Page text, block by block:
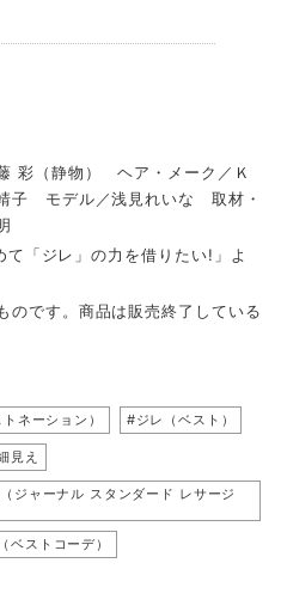
彩（静物） ヘア・メーク／Ｋ
子 モデル／浅見れいな 取材・
「ジレ」の力を借りたい!」よ
のです。商品は販売終了している
ネーション） #ジレ（ベスト）
見え
ジャーナル スタンダード レサージ
ベストコーデ）